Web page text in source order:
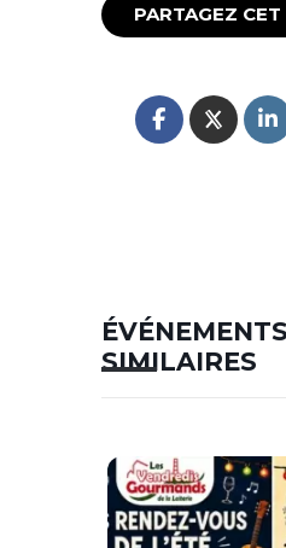
PARTAGEZ
ÉVÉNEMENTS
SIMILAIRES